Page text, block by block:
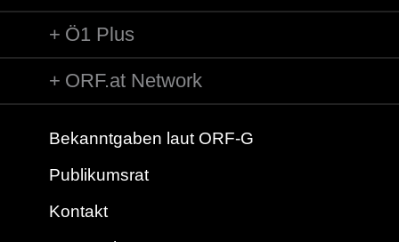
Ö1 Plus
ORF.at Network
Bekanntgaben laut ORF-G
Publikumsrat
Kontakt